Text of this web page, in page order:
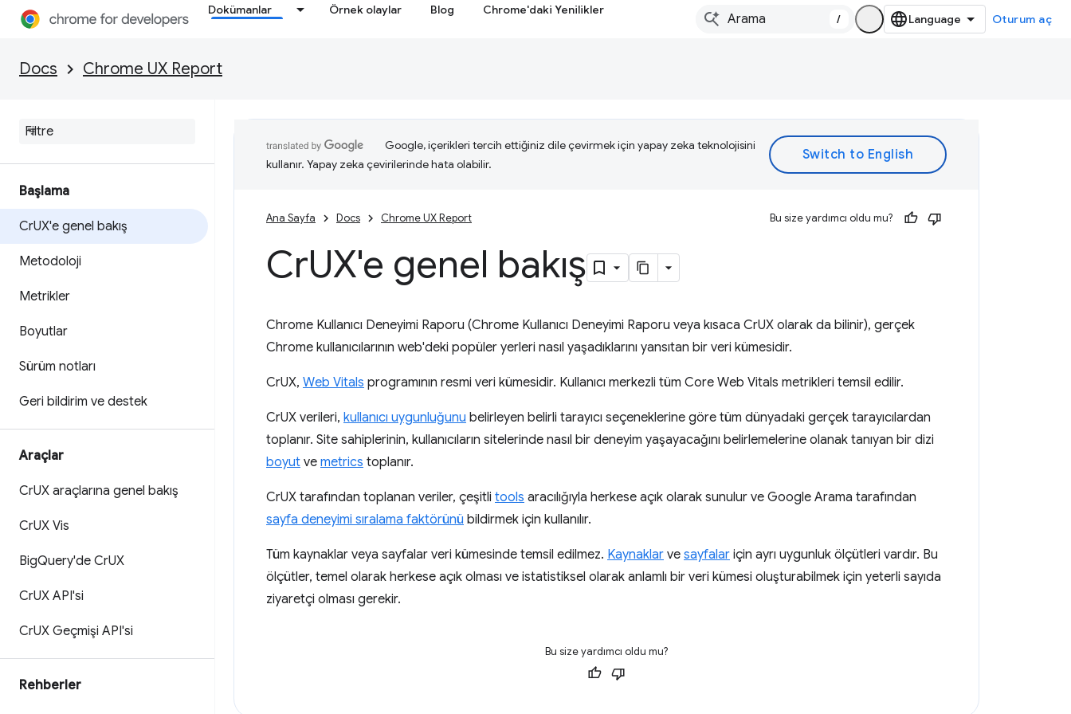
Dokümanlar Örnek olaylar Blog Chrome'daki Yenilikler
/ Oturum aç
Docs Chrome UX Report
Başlama
CrUX'e genel bakış
Metodoloji
Metrikler
Boyutlar
Sürüm notları
Geri bildirim ve destek
Araçlar
CrUX araçlarına genel bakış
CrUX Vis
BigQuery'de CrUX
CrUX API'si
CrUX Geçmişi API'si
Rehberler
Google, içerikleri tercih ettiğiniz dile çevirmek için yapay zeka teknolojisini
kullanır. Yapay zeka çevirilerinde hata olabilir.
Ana Sayfa Docs Chrome UX Report Bu size yardımcı oldu mu?
CrUX'e genel bakış
Chrome Kullanıcı Deneyimi Raporu (Chrome Kullanıcı Deneyimi Raporu veya kısaca CrUX olarak da bilinir), gerçek
Chrome kullanıcılarının web'deki popüler yerleri nasıl yaşadıklarını yansıtan bir veri kümesidir.
CrUX, Web Vitals programının resmi veri kümesidir. Kullanıcı merkezli tüm Core Web Vitals metrikleri temsil edilir.
CrUX verileri, kullanıcı uygunluğunu belirleyen belirli tarayıcı seçeneklerine göre tüm dünyadaki gerçek tarayıcılardan
toplanır. Site sahiplerinin, kullanıcıların sitelerinde nasıl bir deneyim yaşayacağını belirlemelerine olanak tanıyan bir dizi
boyut ve metrics toplanır.
CrUX tarafından toplanan veriler, çeşitli tools aracılığıyla herkese açık olarak sunulur ve Google Arama tarafından
sayfa deneyimi sıralama faktörünü bildirmek için kullanılır.
Tüm kaynaklar veya sayfalar veri kümesinde temsil edilmez. Kaynaklar ve sayfalar için ayrı uygunluk ölçütleri vardır. Bu
ölçütler, temel olarak herkese açık olması ve istatistiksel olarak anlamlı bir veri kümesi oluşturabilmek için yeterli sayıda
ziyaretçi olması gerekir.
Bu size yardımcı oldu mu?